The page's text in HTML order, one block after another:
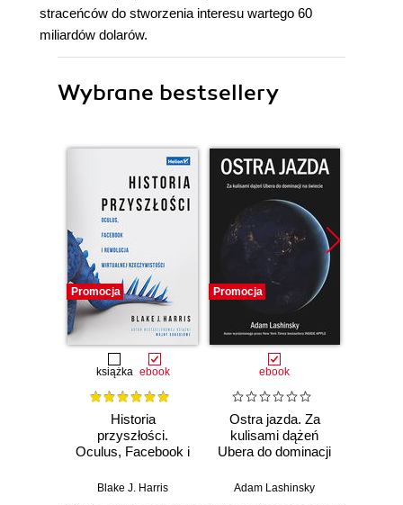
straceńców do stworzenia interesu wartego 60
miliardów dolarów.
Wybrane bestsellery
Promocja
książka ebook
Historia
przyszłości.
Oculus, Facebook i
rzeczywistości
Blake J. Harris
Promocja
ebook
Ostra jazda. Za
kulisami dążeń
Ubera do dominacji
Adam Lashinsky